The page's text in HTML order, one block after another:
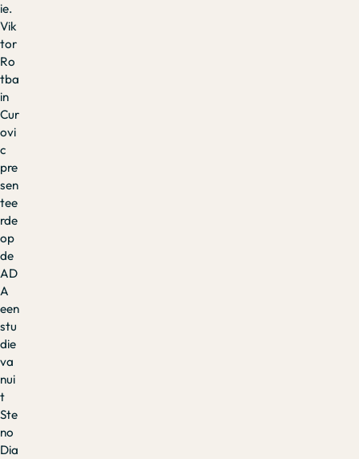
ie.
Vik
tor
Ro
tba
in
Cur
ovi
c
pre
sen
tee
rde
op
de
AD
A
een
stu
die
va
nui
t
Ste
no
Dia